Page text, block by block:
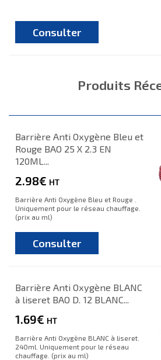
Consulter
Produits
Barrière Anti Oxygène Bleu et
Rouge BAO 25 X 2.3 EN
120ML...
2.98€ HT
Barrière Anti Oxygène Bleu et Rouge .
Uniquement pour le réseau chauffage.
(prix au ml)
Consulter
Barrière Anti Oxygène BLANC
à liseret BAO D. 12 BLANC...
1.69€ HT
Barrière Anti Oxygène BLANC à liseret.
240ml. Uniquement pour le réseau
chauffage. (prix au ml)